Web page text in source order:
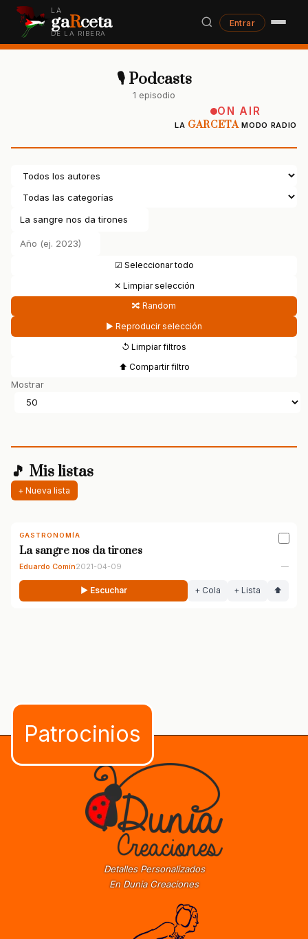
LA
gaRceta
DE LA RIBERA
Entrar
🎙 Podcasts
1 episodio
ON AIR
LA GARCETAMODO RADIO
☑ Seleccionar todo
✕ Limpiar selección
🔀 Random
▶ Reproducir selección
↺ Limpiar filtros
⬆ Compartir filtro
Mostrar
🎵 Mis listas
+ Nueva lista
GASTRONOMÍA
La sangre nos da tirones
Eduardo Comín2021-04-09 —
▶ Escuchar + Cola + Lista ⬆
Detalles Personalizados
En Dunia Creaciones